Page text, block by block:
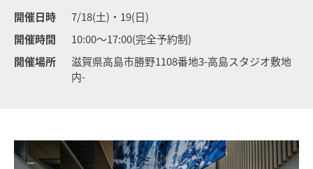
お客様の声
会社案内
モデルハウス イベント参加
開催日時
7/18(土)・19(日)
開催時間
10:00～17:00(完全予約制)
開催場所
滋賀県高島市勝野1108番地3-高島スタジオ敷地
内-